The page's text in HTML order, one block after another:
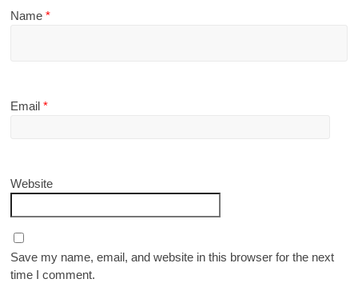
Name*
Email*
Website
Save my name, email, and website in this browser for the next
time I comment.